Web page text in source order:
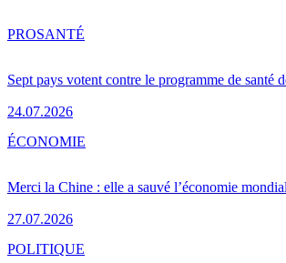
Sept pays votent contre le programme de santé
24.07.2026
PROSANTÉ
Merci la Chine : elle a sauvé l’économie
27.07.2026
ÉCONOMIE
POLITIQUE